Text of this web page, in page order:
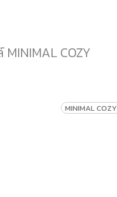
COZY
MINIMAL COZY